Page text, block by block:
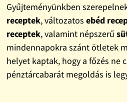
Gyűjteményünkben
receptek, változatos ebéd
receptek, valamint népszerű
mindennapokra szánt ötletek
helyet kaptak, hogy a főzés ne
pénztárcabarát megoldás is